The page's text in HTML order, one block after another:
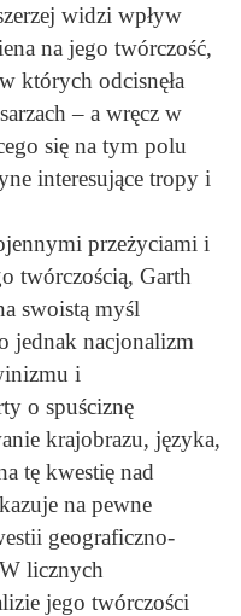
widzi wpływ
na jego twórczość,
których odcisnęła
– a wręcz w
się na tym polu
interesujące tropy i
przeżyciami i
twórczością, Garth
swoistą myśl
jednak nacjonalizm
i
o spuściznę
krajobrazu, języka,
tę kwestię nad
na pewne
geograficzno-
licznych
jego twórczości